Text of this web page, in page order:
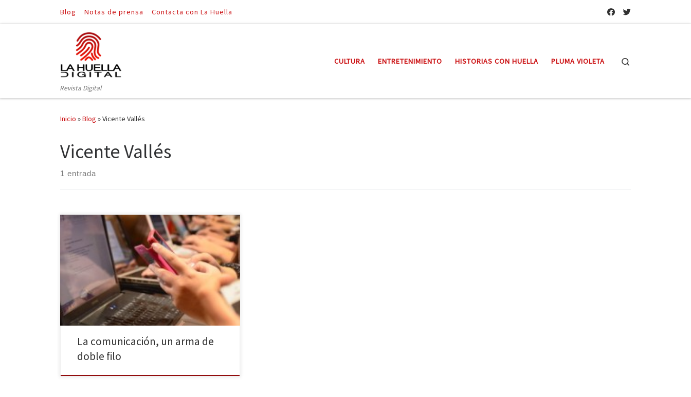
Saltar al contenido
Blog Notas de prensa Contacta con La Huella
Revista Digital
CULTURA ENTRETENIMIENTO HISTORIAS CON HUELLA PLUMA VIOLETA
Inicio »Blog »Vicente Vallés
Vicente Vallés
1 entrada
El denominado Encuentro de comunicadores,
acogido en la Facultad de Ciencias de la Información
de la Universidad Complutense, ha terminado
convirtiéndose en una fantástica iniciativa que premia
el talento de quienes se dedican a la comunicación en
la rama periodística, audiovisual, publicitaria y
científica. La cuarta edición contó con un ciclo de
conferencias donde los […]
La comunicación, un arma de
doble filo